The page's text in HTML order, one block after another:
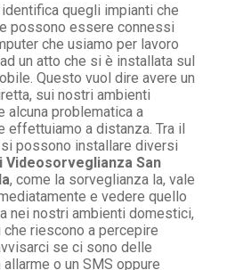
quegli impianti che
possono essere connessi
che usiamo per lavoro
un atto che si è installata sul
Questo vuol dire avere un
sui nostri ambienti
alcuna problematica a
effettuiamo a distanza. Tra il
possono installare diversi
Videosorveglianza San
, come la sorveglianza la, vale
e vedere quello
nei nostri ambienti domestici,
riescono a percepire
se ci sono delle
o un SMS oppure